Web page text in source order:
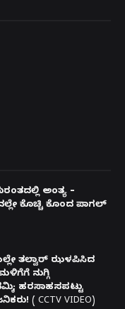
ಅಂತ್ಯ –
ಕೊಚ್ಚಿ ಕೊಂದ ಪಾಗಲ್
ತಲ್ವಾರ್ ಝಳಪಿಸಿದ
ನುಗ್ಗಿ
ಹರಸಾಹಸಪಟ್ಟು
( CCTV VIDEO)